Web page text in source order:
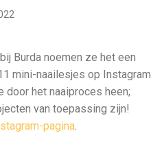
Burda noemen ze het een
mini-naailesjes op Instagram
door het naaiproces heen;
van toepassing zijn!
pagina.